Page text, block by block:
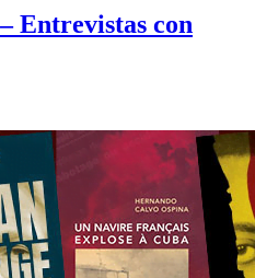
Entrevistas con